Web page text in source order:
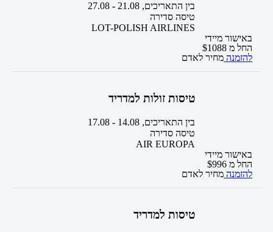
בין התאריכים, -
27.08
טיסה סדירה
LOT-POLISH AIRLINES
באישור מיידי
החל מ
$1088
להזמנה מחיר לאדם
טיסות זולות למדריד
בין התאריכים, -
17.08
טיסה סדירה
AIR EUROPA
באישור מיידי
החל מ
$996
להזמנה מחיר לאדם
טיסות למדריד